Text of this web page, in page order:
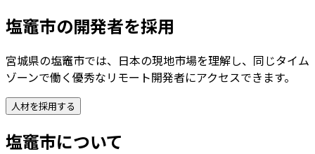
塩竈市の開発者を採用
宮城県の塩竈市では、日本の現地市場を理解し、同じタイム
ゾーンで働く優秀なリモート開発者にアクセスできます。
人材を採用する
塩竈市について